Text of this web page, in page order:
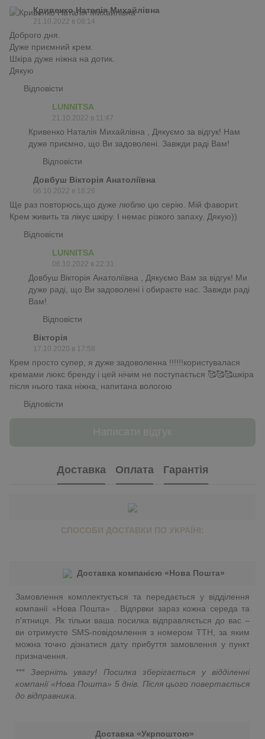
Кривенко Наталія Михайлівна
21.10.2022 в 08:14
Доброго дня.
Дуже приємний крем.
Шкіра дуже ніжна на дотик.
Дякую
Відповісти
LUNNITSA
21.10.2022 в 11:47
Кривенко Наталія Михайлівна , Дякуємо за відгук! Нам
дуже приємно, що Ви задоволені. Завжди раді Вам!
Відповісти
Довбуш Вікторія Анатоліївна
06.10.2022 в 18:26
Ще раз повторюсь,що дуже люблю цю серію. Мій фаворит.
Крем живить та лікує шкіру. І немає різкого запаху. Дякую))
Відповісти
LUNNITSA
06.10.2022 в 22:31
Довбуш Вікторія Анатоліївна , Дякуємо Вам за відгук! Ми
дуже раді, що Ви задоволені і обираєте нас. Завжди раді
Вам!
Відповісти
Вікторія
17.10.2020 в 17:58
Крем просто супер, я дуже задоволенна !!!!!!користувалася
кремами люкс бренду і цей нічим не поступається 🥰🥰🥰шкіра
після нього така ніжна, напитана вологою
Відповісти
Доставка Оплата Гарантія
СПОСОБИ ДОСТАВКИ ПО УКРАЇНІ:
Доставка компанією «Нова Пошта»
Замовлення комплектується та передається у відділення
компанії «Нова Пошта» . Відпрвки зараз кожна середа та
п'ятниця. Як тільки ваша посилка відправляється до вас –
ви отримуєте SMS-повідомлення з номером ТТН, за яким
можна точно дізнатися дату прибуття замовлення у пункт
призначення.
*** Зверніть увагу! Посилка зберігається у відділенні
компанії «Нова Пошта» 5 днів. Після цього повертається
до відправника.
Доставка «Укрпоштою»